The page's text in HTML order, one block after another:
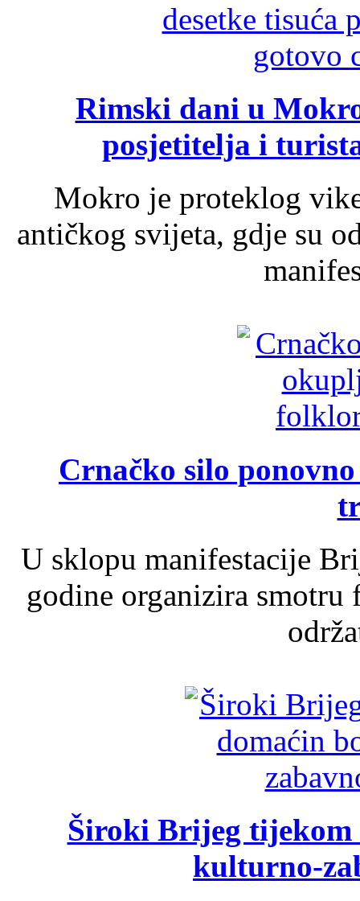
Rimski dani u
posjetitelja i
Mokro je proteklog
antičkog svijeta, gdje su
Crnačko silo
U sklopu manifestacije
godine organizira
Široki Brijeg tijekom
kulturno-